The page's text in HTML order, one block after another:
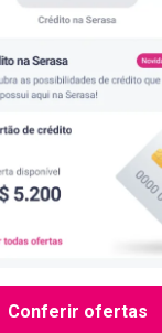
Conferir ofertas